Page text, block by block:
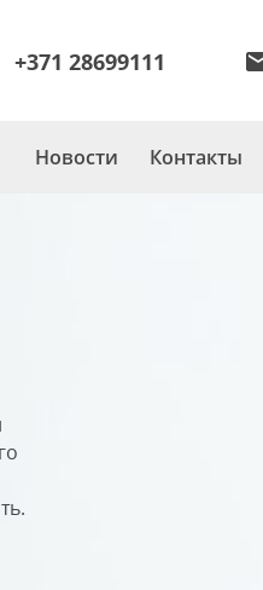
+371 28699111
Новости Контакты